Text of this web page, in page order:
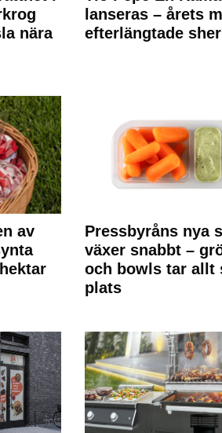
nära
lanseras – årets
efterlängtade
av
Pressbyråns nya
växer snabbt –
och bowls tar allt
plats